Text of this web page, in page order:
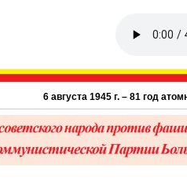
6 августа 1945 г. – 81 год атомной